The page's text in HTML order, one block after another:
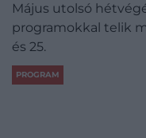
Május utolsó
programokkal telik
és 25.
PROGRAM